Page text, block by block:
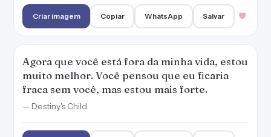
Criar imagem Copiar WhatsApp Salvar
Agora que você está fora da minha vida, estou
muito melhor. Você pensou que eu ficaria
fraca sem você, mas estou mais forte.
— Destiny's Child